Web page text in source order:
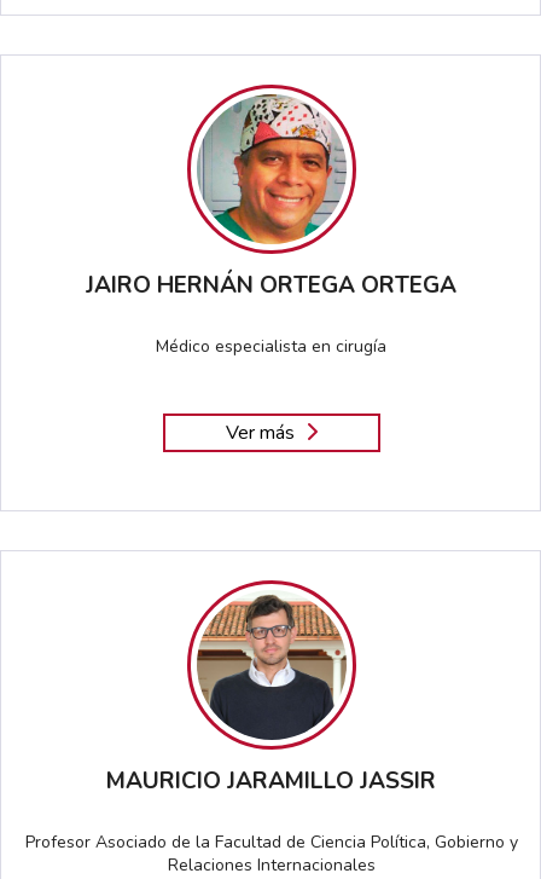
JAIRO HERNÁN ORTEGA ORTEGA
Médico especialista en cirugía
Ver más
MAURICIO JARAMILLO JASSIR
Profesor Asociado de la Facultad de Ciencia Política, Gobierno y
Relaciones Internacionales